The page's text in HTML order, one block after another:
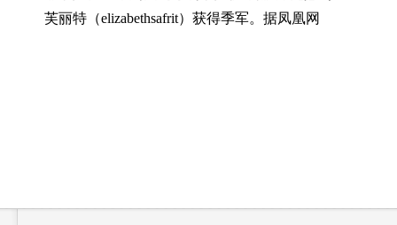
芙丽特（elizabethsafrit）获得季军。据凤凰网